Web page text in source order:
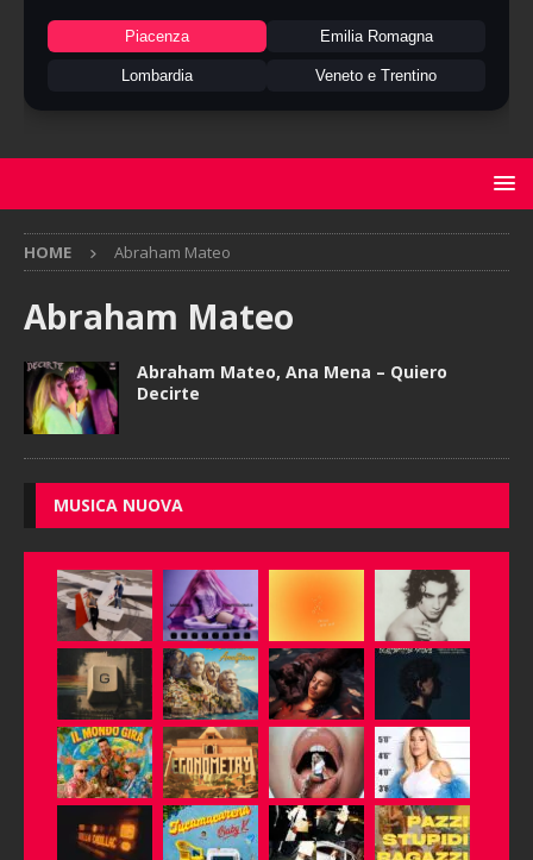
Piacenza Emilia Romagna
Lombardia Veneto e Trentino
HOME Abraham Mateo
Abraham Mateo
Abraham Mateo, Ana Mena – Quiero
Decirte
MUSICA NUOVA